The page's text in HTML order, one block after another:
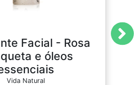
Facial - Rosa
e óleos
Vida Natural